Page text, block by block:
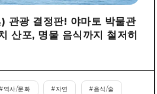
관광 결정판! 야마토 박물관
산포, 명물 음식까지 철저히
역사/문화 #자연 #음식/술